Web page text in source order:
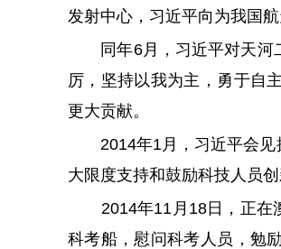
发射中心，习近平向为我国
同年6月，习近平对天河二
厉，坚持以我为主，勇于自
更大贡献。
2014年1月，习近平会见
大限度支持和鼓励科技人员创
2014年11月18日，正在澳
科考船，慰问科考人员，勉